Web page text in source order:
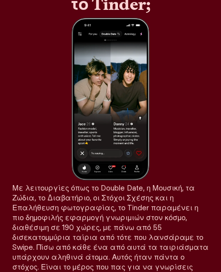
το Tinder;
Με λειτουργίες όπως το Double Date, η Μουσική, τα
Ζώδια, το Διαβατήριο, οι Στόχοι Σχέσης και η
Επαλήθευση φωτογραφίας, το Tinder παραμένει η
πιο δημοφιλής εφαρμογή γνωριμιών στον κόσμο,
διαθέσιμη σε 190 χώρες, με πάνω από 55
δισεκατομμύρια ταίρια από τότε που λανσάραμε το
Swipe. Πίσω από κάθε ένα από αυτά τα ταιριάσματα
υπάρχουν αληθινά άτομα. Αυτός ήταν πάντα ο
στόχος. Είναι το μέρος που πας για να γνωρίσεις